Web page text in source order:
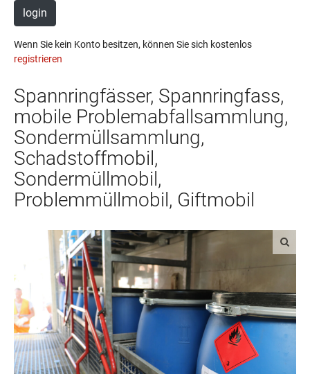
login
Wenn Sie kein Konto besitzen, können Sie sich kostenlos
registrieren
Spannringfässer, Spannringfass,
mobile Problemabfallsammlung,
Sondermüllsammlung,
Schadstoffmobil,
Sondermüllmobil,
Problemmüllmobil, Giftmobil